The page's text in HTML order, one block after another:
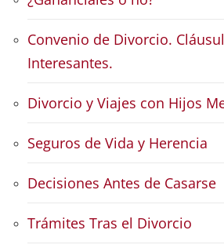
Convenio de Divorcio.
Interesantes.
Divorcio y Viajes con Hijos
Seguros de Vida y Herencia
Decisiones Antes de Casarse
Trámites Tras el Divorcio